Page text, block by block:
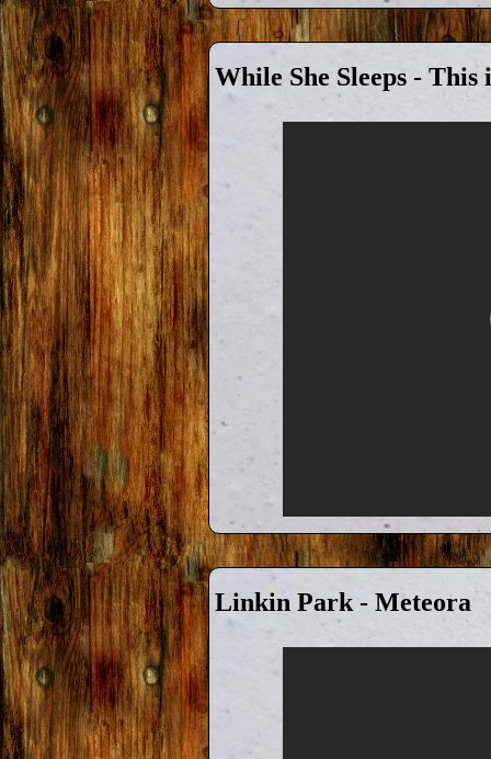
While She Sleeps - This
Linkin Park - Meteora